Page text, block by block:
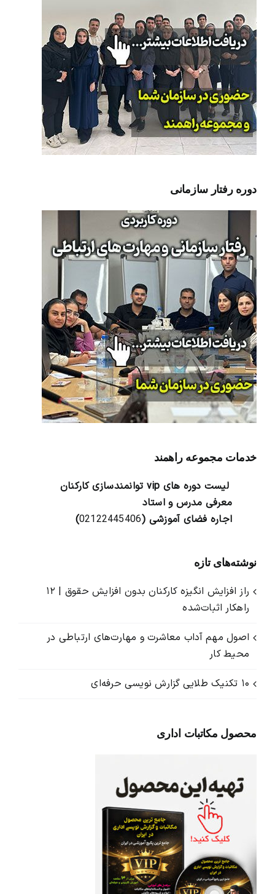
دوره رفتار سازمانی
خدمات مجموعه راهمند
لیست دوره های vip توانمندسازی کارکنان
معرفی مدرس و استاد
اجاره فضای آموزشی (02122445406
)
نوشته‌های تازه
راز افزایش انگیزه کارکنان بدون افزایش حقوق | ۱۲
راهکار اثبات‌شده
اصول مهم آداب معاشرت و مهارت‌های ارتباطی در
محیط کار
۱۰ تکنیک طلایی گزارش ‌نویسی حرفه‌ای
محصول مکاتبات اداری